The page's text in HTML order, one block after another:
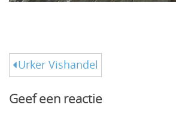
Bericht
navigatie
Urker Vishandel
Geef een reactie